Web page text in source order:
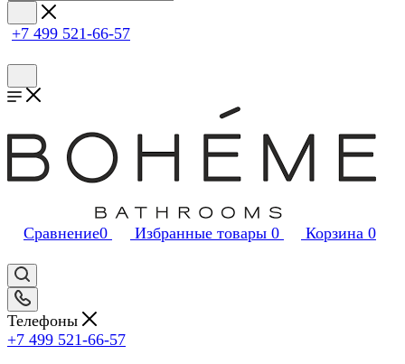
+7 499 521-66-57
Сравнение0 Избранные товары 0 Корзина 0
Телефоны
+7 499 521-66-57